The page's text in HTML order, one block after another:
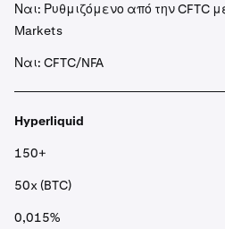
Ναι: Ρυθμιζόμενο από την CFTC
Markets
Ναι: CFTC/NFA
Hyperliquid
150+
50x (BTC)
0,015%